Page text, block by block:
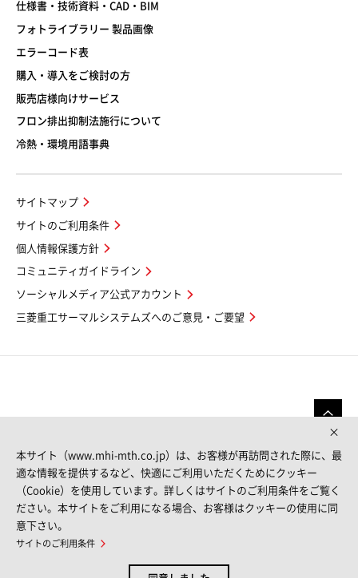
仕様書・技術資料・CAD・BIM
フォトライブラリー 製品画像
エラーコード表
購入・導入をご検討の方
販売店様向けサービス
フロン排出抑制法施行について
冷熱・環境用語事典
サイトマップ
サイトのご利用条件
個人情報保護方針
コミュニティガイドライン
ソーシャルメディア公式アカウント
三菱重工サーマルシステムズへのご意見・ご要望
FOLLOW US
サイトのご利用条件 個人情報保護方針
本サイト（www.mhi-mth.co.jp）は、お客様が再訪問された際に、最
適な情報を提供するなど、快適にご利用いただくためにクッキー
（Cookie）を使用しています。詳しくはサイトのご利用条件をご覧く
ださい。本サイトをご利用になる場合、お客様はクッキーの使用に同
意下さい。
サイトのご利用条件